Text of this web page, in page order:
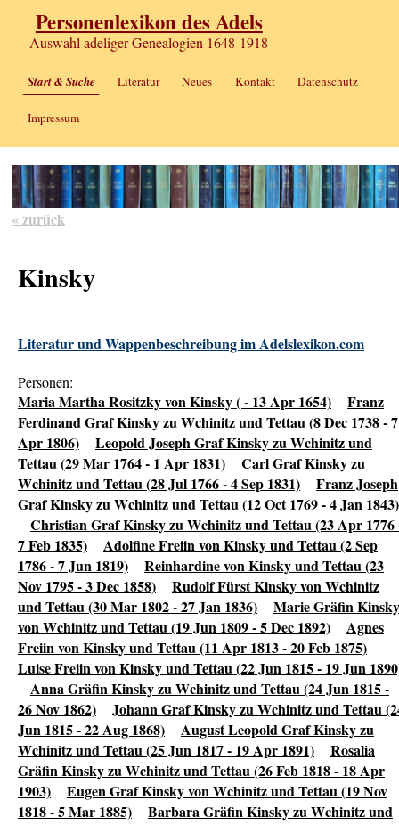
Personenlexikon des Adels
Auswahl adeliger Genealogien 1648-1918
Start & Suche Literatur Neues Kontakt Datenschutz
Impressum
« zurück
Kinsky
Literatur und Wappenbeschreibung im Adelslexikon.com
Personen:
Maria Martha Rositzky von Kinsky ( - 13 Apr 1654)
Franz
Ferdinand Graf Kinsky zu Wchinitz und Tettau (8 Dec 1738 - 7
Apr 1806)
Leopold Joseph Graf Kinsky zu Wchinitz und
Tettau (29 Mar 1764 - 1 Apr 1831)
Carl Graf Kinsky zu
Wchinitz und Tettau (28 Jul 1766 - 4 Sep 1831)
Franz Joseph
Graf Kinsky zu Wchinitz und Tettau (12 Oct 1769 - 4 Jan 1843)
Christian Graf Kinsky zu Wchinitz und Tettau (23 Apr 1776
7 Feb 1835)
Adolfine Freiin von Kinsky und Tettau (2 Sep
1786 - 7 Jun 1819)
Reinhardine von Kinsky und Tettau (23
Nov 1795 - 3 Dec 1858)
Rudolf Fürst Kinsky von Wchinitz
und Tettau (30 Mar 1802 - 27 Jan 1836)
Marie Gräfin Kinsky
von Wchinitz und Tettau (19 Jun 1809 - 5 Dec 1892)
Agnes
Freiin von Kinsky und Tettau (11 Apr 1813 - 20 Feb 1875)
Luise Freiin von Kinsky und Tettau (22 Jun 1815 - 19 Jun
Anna Gräfin Kinsky zu Wchinitz und Tettau (24 Jun 1815 -
26 Nov 1862)
Johann Graf Kinsky zu Wchinitz und Tettau
Jun 1815 - 22 Aug 1868)
August Leopold Graf Kinsky zu
Wchinitz und Tettau (25 Jun 1817 - 19 Apr 1891)
Rosalia
Gräfin Kinsky zu Wchinitz und Tettau (26 Feb 1818 - 18 Apr
1903)
Eugen Graf Kinsky von Wchinitz und Tettau (19 Nov
1818 - 5 Mar 1885)
Barbara Gräfin Kinsky zu Wchinitz und